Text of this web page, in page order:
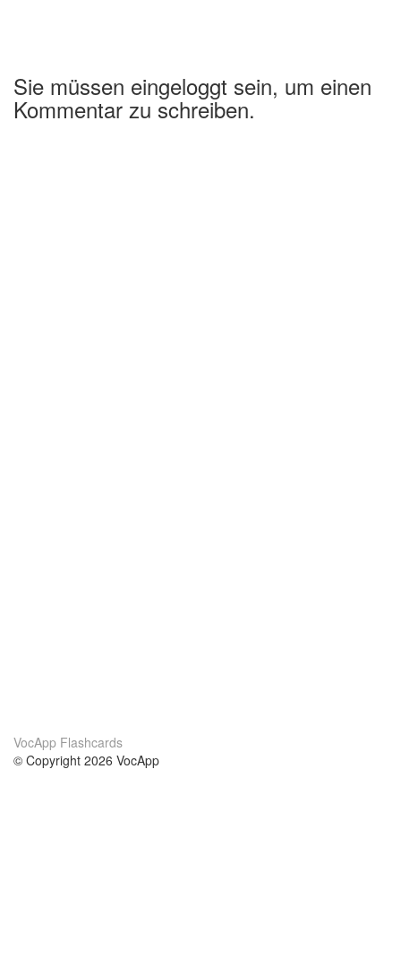
Sie müssen eingeloggt sein, um einen
Kommentar zu schreiben.
VocApp Flashcards
© Copyright 2026 VocApp